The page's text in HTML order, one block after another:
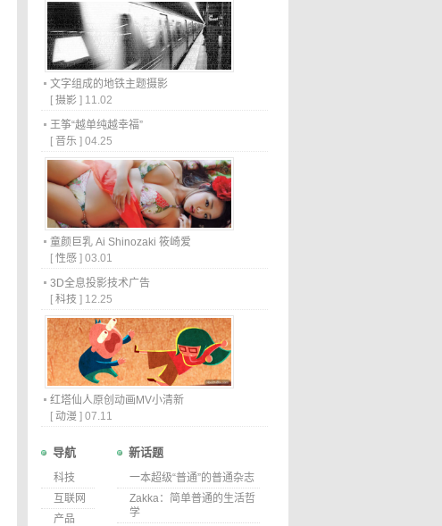
文字组成的地铁主题摄影
[ 摄影 ] 11.02
王筝“越单纯越幸福”
[ 音乐 ] 04.25
童颜巨乳 Ai Shinozaki 筱崎爱
[ 性感 ] 03.01
3D全息投影技术广告
[ 科技 ] 12.25
红塔仙人原创动画MV小清新
[ 动漫 ] 07.11
导航
科技
互联网
产品
新话题
一本超级“普通”的普通杂志
Zakka：简单普通的生活哲
学